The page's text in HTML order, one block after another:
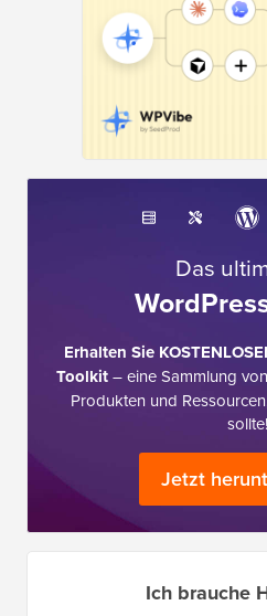
Das
Erhalten Sie
Toolkit– eine Sammlung
Produkten und
sollte!
Jetzt
Ich brauche